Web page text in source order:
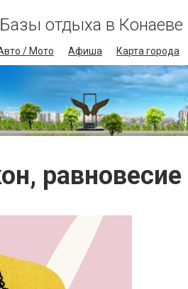
Базы отдыха в Конаеве
/ Мото Афиша Карта города
равновесие